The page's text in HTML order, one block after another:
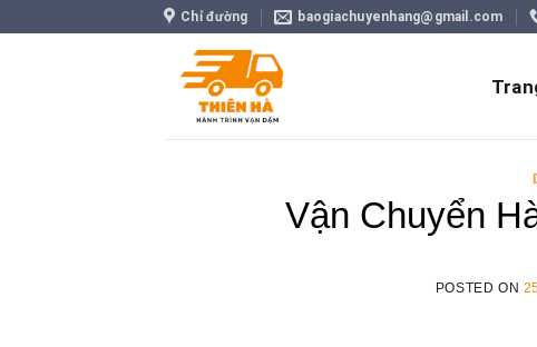
Chỉ đường baogiachuyenhang@gmail.com
Vận Chuyển
POSTED ON